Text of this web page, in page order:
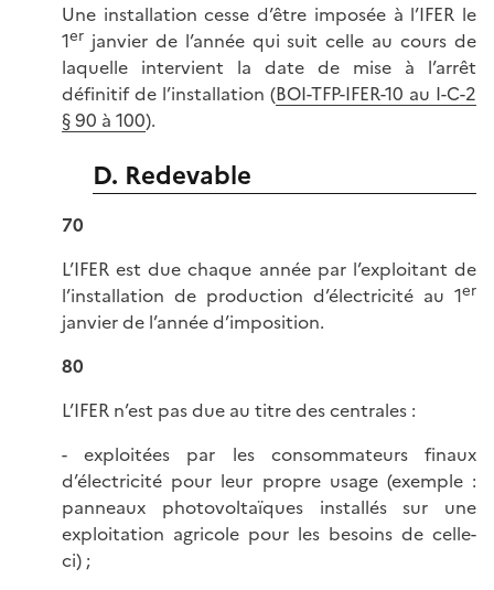
Une installation cesse d’être imposée à l’IFER le
1er janvier de l’année qui suit celle au cours de
laquelle intervient la date de mise à l’arrêt
définitif de l’installation (BOI-TFP-IFER-10 au I-C-2
§ 90 à 100).
D. Redevable
70
L’IFER est due chaque année par l’exploitant de
l’installation de production d’électricité au 1er
janvier de l’année d’imposition.
80
L’IFER n’est pas due au titre des centrales :
- exploitées par les consommateurs finaux
d’électricité pour leur propre usage (exemple :
panneaux photovoltaïques installés sur une
exploitation agricole pour les besoins de celle-
ci) ;